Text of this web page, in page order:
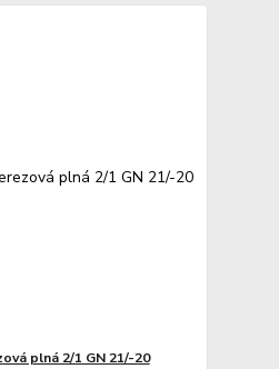
plná 2/1 GN 21/-20